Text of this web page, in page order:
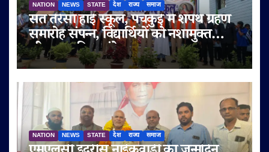
NATION NEWS STATE देश राज्य समाज
संत तेरेसा हाई स्कूल, पंचकुई में शपथ ग्रहण
समारोह संपन्न, विद्यार्थियों को नशामुक्त
जीवन का दिया संदेश
NATION NEWS STATE देश राज्य समाज